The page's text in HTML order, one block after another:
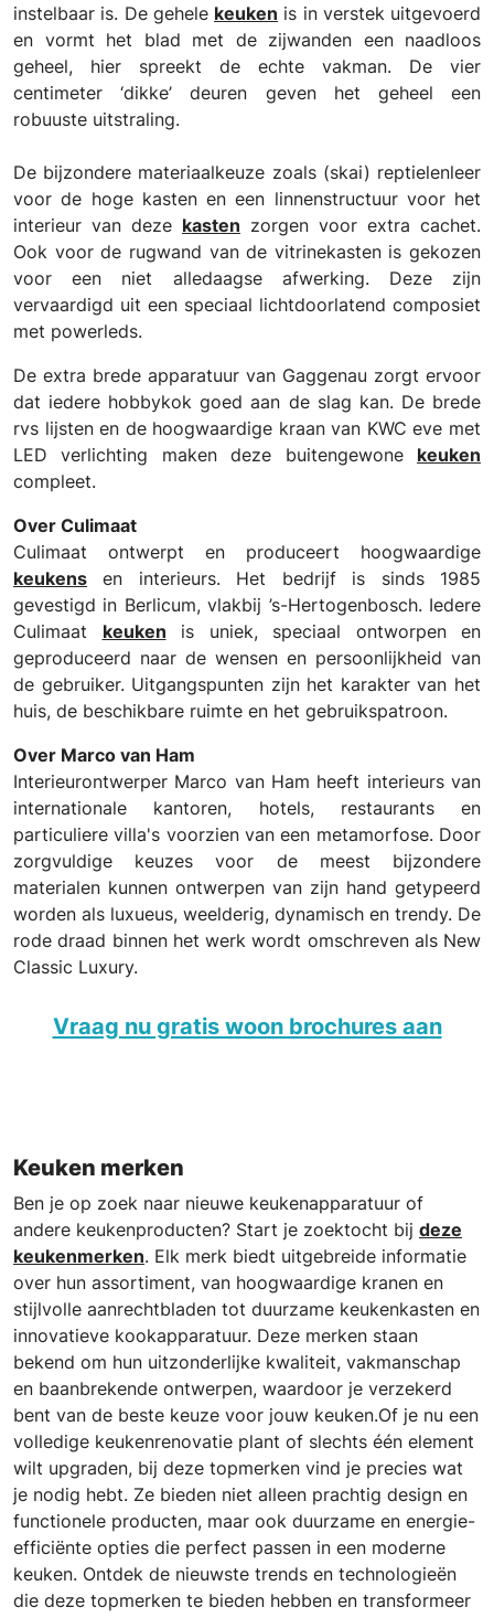
instelbaar is. De gehele keuken is in verstek uitgevoerd
en vormt het blad met de zijwanden een naadloos
geheel, hier spreekt de echte vakman. De vier
centimeter ‘dikke’ deuren geven het geheel een
robuuste uitstraling.
De bijzondere materiaalkeuze zoals (skai) reptielenleer
voor de hoge kasten en een linnenstructuur voor het
interieur van deze kasten zorgen voor extra cachet.
Ook voor de rugwand van de vitrinekasten is gekozen
voor een niet alledaagse afwerking. Deze zijn
vervaardigd uit een speciaal lichtdoorlatend composiet
met powerleds.
De extra brede apparatuur van Gaggenau zorgt ervoor
dat iedere hobbykok goed aan de slag kan. De brede
rvs lijsten en de hoogwaardige kraan van KWC eve met
LED verlichting maken deze buitengewone keuken
compleet.
Over Culimaat
Culimaat ontwerpt en produceert hoogwaardige
keukens en interieurs. Het bedrijf is sinds 1985
gevestigd in Berlicum, vlakbij ’s-Hertogenbosch. Iedere
Culimaat keuken is uniek, speciaal ontworpen en
geproduceerd naar de wensen en persoonlijkheid van
de gebruiker. Uitgangspunten zijn het karakter van het
huis, de beschikbare ruimte en het gebruikspatroon.
Over Marco van Ham
Interieurontwerper Marco van Ham heeft interieurs van
internationale kantoren, hotels, restaurants en
particuliere villa's voorzien van een metamorfose. Door
zorgvuldige keuzes voor de meest bijzondere
materialen kunnen ontwerpen van zijn hand getypeerd
worden als luxueus, weelderig, dynamisch en trendy. De
rode draad binnen het werk wordt omschreven als New
Classic Luxury.
Vraag nu gratis woon brochures aan
Keuken merken
Ben je op zoek naar nieuwe keukenapparatuur of
andere keukenproducten? Start je zoektocht bij deze
keukenmerken. Elk merk biedt uitgebreide informatie
over hun assortiment, van hoogwaardige kranen en
stijlvolle aanrechtbladen tot duurzame keukenkasten en
innovatieve kookapparatuur. Deze merken staan
bekend om hun uitzonderlijke kwaliteit, vakmanschap
en baanbrekende ontwerpen, waardoor je verzekerd
bent van de beste keuze voor jouw keuken.Of je nu een
volledige keukenrenovatie plant of slechts één element
wilt upgraden, bij deze topmerken vind je precies wat
je nodig hebt. Ze bieden niet alleen prachtig design en
functionele producten, maar ook duurzame en energie-
efficiënte opties die perfect passen in een moderne
keuken. Ontdek de nieuwste trends en technologieën
die deze topmerken te bieden hebben en transformeer